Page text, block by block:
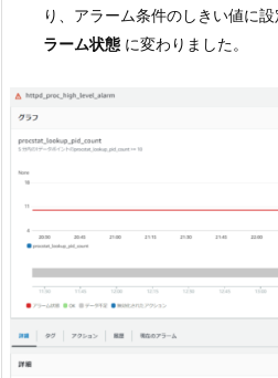
り、アラーム条件のしきい値に
ラーム状態 に変わりました。